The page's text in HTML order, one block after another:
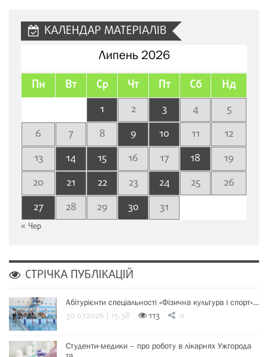
КАЛЕНДАР МАТЕРІАЛІВ
Липень 2026
Пн Вт Ср Чт Пт Сб Нд
1 2 3 4
5
6
7 8 9 10 11
12
13
14 15 16 17 18
19
20
21 22 23 24 25
26
27
28 29 30 31
« Чер
СТРІЧКА ПУБЛІКАЦІЙ
Абітурієнти спеціальності «Фізична культура і спорт»…
30.07.2026 | 15:38 113 0
Студенти-медики – про роботу в лікарнях Ужгорода